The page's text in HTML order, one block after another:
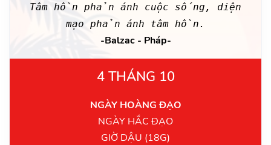
Tâm hồn phản ánh cuộc sống, diện
mạo phản ánh tâm hồn.
-Balzac - Pháp-
4 THÁNG 10
NGÀY HOÀNG ĐẠO
NGÀY HẮC ĐẠO
GIỜ DẬU (18G)